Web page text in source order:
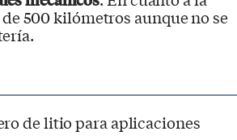
500 kilómetros aunque no se
de litio para aplicaciones